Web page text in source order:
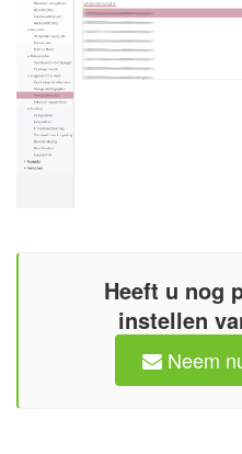
Heeft u nog
instellen
Neem